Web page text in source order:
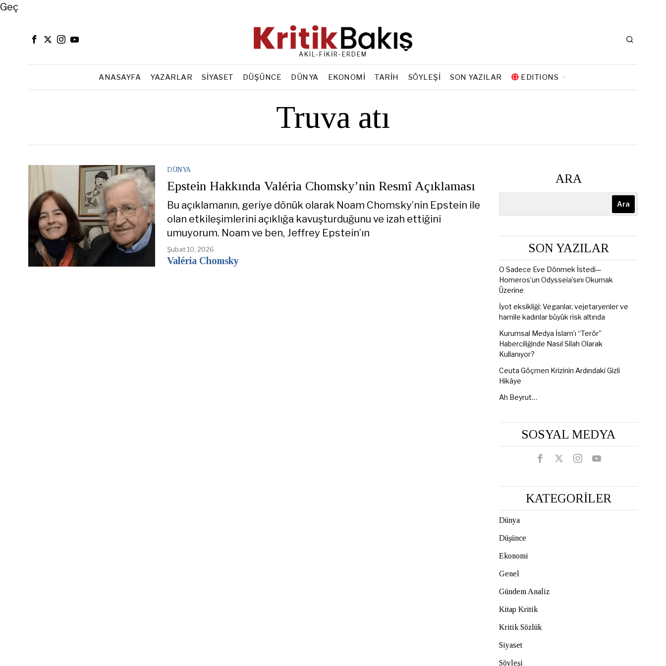
Close
Geç
AKIL-FİKİR-ERDEM
ANASAYFA YAZARLAR SIYASET DÜŞÜNCE DÜNYA EKONOMI TARIH SÖYLEŞI SON YAZILAR EDITIONS
Truva atı
DÜNYA
Epstein Hakkında Valéria Chomsky’nin Resmî Açıklaması
Bu açıklamanın, geriye dönük olarak Noam Chomsky’nin Epstein ile
olan etkileşimlerini açıklığa kavuşturduğunu ve izah ettiğini
umuyorum. Noam ve ben, Jeffrey Epstein’ın
Şubat 10, 2026
Valéria Chomsky
ARA
Ara
SON YAZILAR
O Sadece Eve Dönmek İstedi—
Homeros’un Odysseia’sını Okumak
Üzerine
İyot eksikliği: Veganlar, vejetaryenler ve
hamile kadınlar büyük risk altında
Kurumsal Medya İslam’ı “Terör”
Haberciliğinde Nasıl Silah Olarak
Kullanıyor?
Ceuta Göçmen Krizinin Ardındaki Gizli
Hikâye
Ah Beyrut…
SOSYAL MEDYA
KATEGORİLER
Dünya
Düşünce
Ekonomi
Genel
Gündem Analiz
Kitap Kritik
Kritik Sözlük
Siyaset
Söyleşi